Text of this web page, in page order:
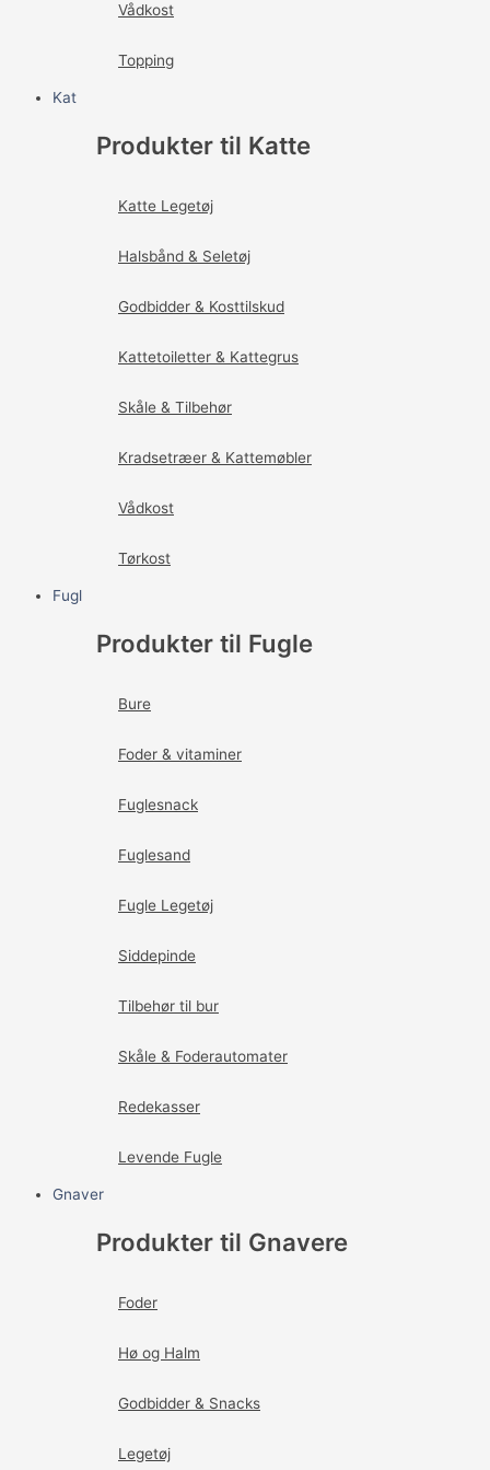
Vådkost
Topping
Kat
Produkter til Katte
Katte Legetøj
Halsbånd & Seletøj
Godbidder & Kosttilskud
Kattetoiletter & Kattegrus
Skåle & Tilbehør
Kradsetræer & Kattemøbler
Vådkost
Tørkost
Fugl
Produkter til Fugle
Bure
Foder & vitaminer
Fuglesnack
Fuglesand
Fugle Legetøj
Siddepinde
Tilbehør til bur
Skåle & Foderautomater
Redekasser
Levende Fugle
Gnaver
Produkter til Gnavere
Foder
Hø og Halm
Godbidder & Snacks
Legetøj